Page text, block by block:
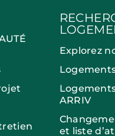
Explorez
ARRIV
et liste